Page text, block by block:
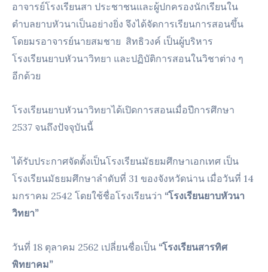
อาจารย์โรงเรียนสา ประชาชนและผู้ปกครองนักเรียนใน
ตำบลยาบหัวนาเป็นอย่างยิ่ง จึงได้จัดการเรียนการสอนขึ้น
โดยมรอาจารย์นายสมชาย สิทธิวงค์ เป็นผู้บริหาร
โรงเรียนยาบหัวนาวิทยา และปฏิบัติการสอนในวิชาต่าง ๆ
อีกด้วย
โรงเรียนยาบหัวนาวิทยาได้เปิดการสอนเมื่อปีการศึกษา
2537 จนถึงปัจจุบันนี้
ได้รับประกาศจัดตั้งเป็นโรงเรียนมัธยมศึกษาเอกเทศ เป็น
โรงเรียนมัธยมศึกษาลำดับที่ 31 ของจังหวัดน่าน เมื่อวันที่ 14
มกราคม 2542 โดยใช้ชื่อโรงเรียนว่า “โรงเรียนยาบหัวนา
วิทยา”
วันที่ 18 ตุลาคม 2562 เปลี่ยนชื่อเป็น “โรงเรียนสารทิศ
พิทยาคม”